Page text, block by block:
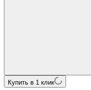
Купить в 1 клик